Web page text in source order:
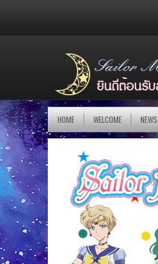
HOME WELCOME NEWS